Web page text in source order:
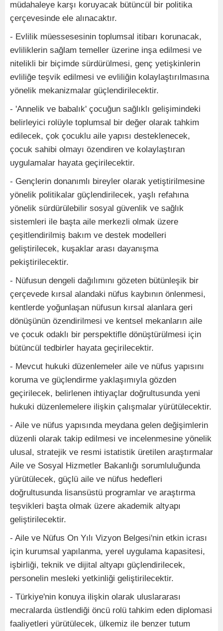
müdahaleye karşı koruyacak bütüncül bir politika
çerçevesinde ele alınacaktır.
- Evlilik müessesesinin toplumsal itibarı korunacak,
evliliklerin sağlam temeller üzerine inşa edilmesi ve
nitelikli bir biçimde sürdürülmesi, genç yetişkinlerin
evliliğe teşvik edilmesi ve evliliğin kolaylaştırılmasına
yönelik mekanizmalar güçlendirilecektir.
- 'Annelik ve babalık' çocuğun sağlıklı gelişimindeki
belirleyici rolüyle toplumsal bir değer olarak tahkim
edilecek, çok çocuklu aile yapısı desteklenecek,
çocuk sahibi olmayı özendiren ve kolaylaştıran
uygulamalar hayata geçirilecektir.
- Gençlerin donanımlı bireyler olarak yetiştirilmesine
yönelik politikalar güçlendirilecek, yaşlı refahına
yönelik sürdürülebilir sosyal güvenlik ve sağlık
sistemleri ile başta aile merkezli olmak üzere
çeşitlendirilmiş bakım ve destek modelleri
geliştirilecek, kuşaklar arası dayanışma
pekiştirilecektir.
- Nüfusun dengeli dağılımını gözeten bütünleşik bir
çerçevede kırsal alandaki nüfus kaybının önlenmesi,
kentlerde yoğunlaşan nüfusun kırsal alanlara geri
dönüşünün özendirilmesi ve kentsel mekanların aile
ve çocuk odaklı bir perspektifle dönüştürülmesi için
bütüncül tedbirler hayata geçirilecektir.
- Mevcut hukuki düzenlemeler aile ve nüfus yapısını
koruma ve güçlendirme yaklaşımıyla gözden
geçirilecek, belirlenen ihtiyaçlar doğrultusunda yeni
hukuki düzenlemelere ilişkin çalışmalar yürütülecektir.
- Aile ve nüfus yapısında meydana gelen değişimlerin
düzenli olarak takip edilmesi ve incelenmesine yönelik
ulusal, stratejik ve resmi istatistik üretilen araştırmalar
Aile ve Sosyal Hizmetler Bakanlığı sorumluluğunda
yürütülecek, güçlü aile ve nüfus hedefleri
doğrultusunda lisansüstü programlar ve araştırma
teşvikleri başta olmak üzere akademik altyapı
geliştirilecektir.
- Aile ve Nüfus On Yılı Vizyon Belgesi'nin etkin icrası
için kurumsal yapılanma, yerel uygulama kapasitesi,
işbirliği, teknik ve dijital altyapı güçlendirilecek,
personelin mesleki yetkinliği geliştirilecektir.
- Türkiye'nin konuya ilişkin olarak uluslararası
mecralarda üstlendiği öncü rolü tahkim eden diplomasi
faaliyetleri yürütülecek, ülkemiz ile benzer tutum